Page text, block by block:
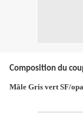
Composition du
Mâle Gris vert SF/